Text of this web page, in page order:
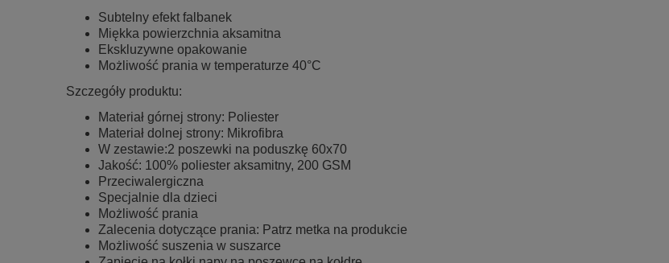
Subtelny efekt falbanek
Miękka powierzchnia aksamitna
Ekskluzywne opakowanie
Możliwość prania w temperaturze 40°C
Szczegóły produktu:
Materiał górnej strony: Poliester
Materiał dolnej strony: Mikrofibra
W zestawie:2 poszewki na poduszkę 60x70
Jakość: 100% poliester aksamitny, 200 GSM
Przeciwalergiczna
Specjalnie dla dzieci
Możliwość prania
Zalecenia dotyczące prania: Patrz metka na produkcie
Możliwość suszenia w suszarce